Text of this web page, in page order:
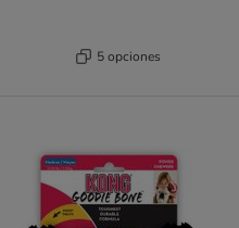
5 opciones